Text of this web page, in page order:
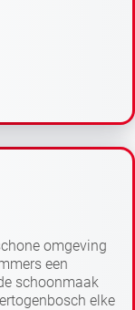
omgeving
een
schoonmaak
elke